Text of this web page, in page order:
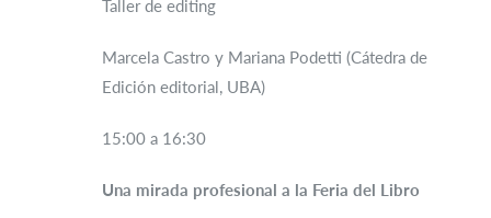
Taller de editing
Marcela Castro y Mariana Podetti (Cátedra de
Edición editorial, UBA)
15:00 a 16:30
Una mirada profesional a la Feria del Libro